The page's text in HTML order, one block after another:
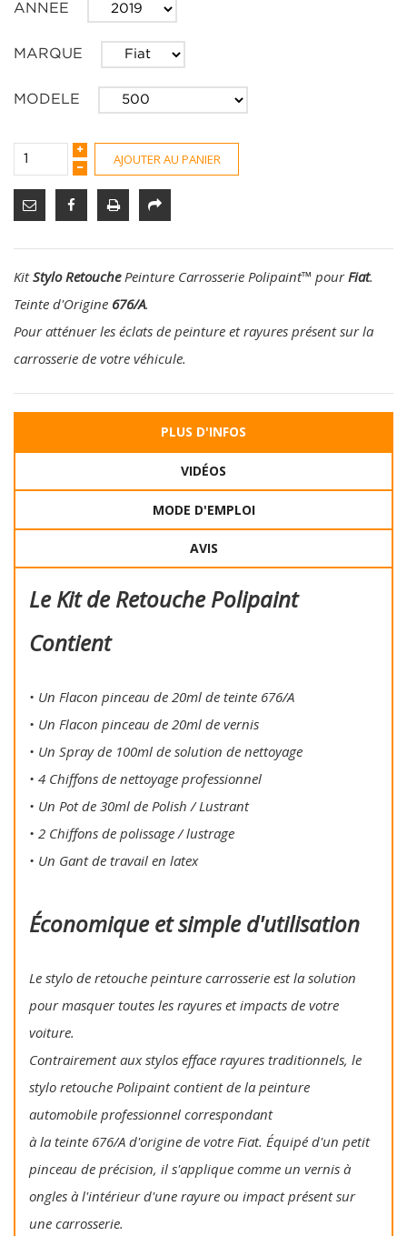
ANNEE
MARQUE
MODELE
AJOUTER AU PANIER
KitStylo RetouchePeinture Carrosserie Polipaint™ pourFiat.
Teinte d'Origine 676/A.
Pour atténuer les éclats de peinture et rayures présent sur la
carrosserie de votre véhicule.
PLUS D'INFOS
VIDÉOS
MODE D'EMPLOI
AVIS
Le Kit de Retouche Polipaint
Contient
• Un Flacon pinceau de 20ml de teinte 676/A
• Un Flacon pinceau de 20ml de vernis
• Un Spray de 100ml de solution de nettoyage
• 4 Chiffons de nettoyage professionnel
• Un Pot de 30ml de Polish / Lustrant
• 2 Chiffons de polissage / lustrage
• Un Gant de travail en latex
Économique et simple d'utilisation
Le stylo de retouche peinture carrosserie est la solution
pour masquer toutes les rayures et impacts de votre
voiture.
Contrairement aux stylos efface rayures traditionnels, le
stylo retouche Polipaint contient de la peinture
automobile professionnel correspondant
à la teinte 676/A d'origine de votre Fiat. Équipé d'un petit
pinceau de précision, il s'applique comme un vernis à
ongles à l'intérieur d'une rayure ou impact présent sur
une carrosserie.